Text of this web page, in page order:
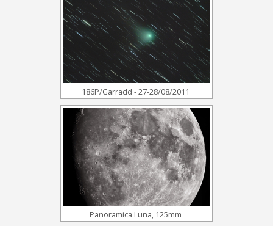
186P/Garradd - 27-28/08/2011
Panoramica Luna, 125mm